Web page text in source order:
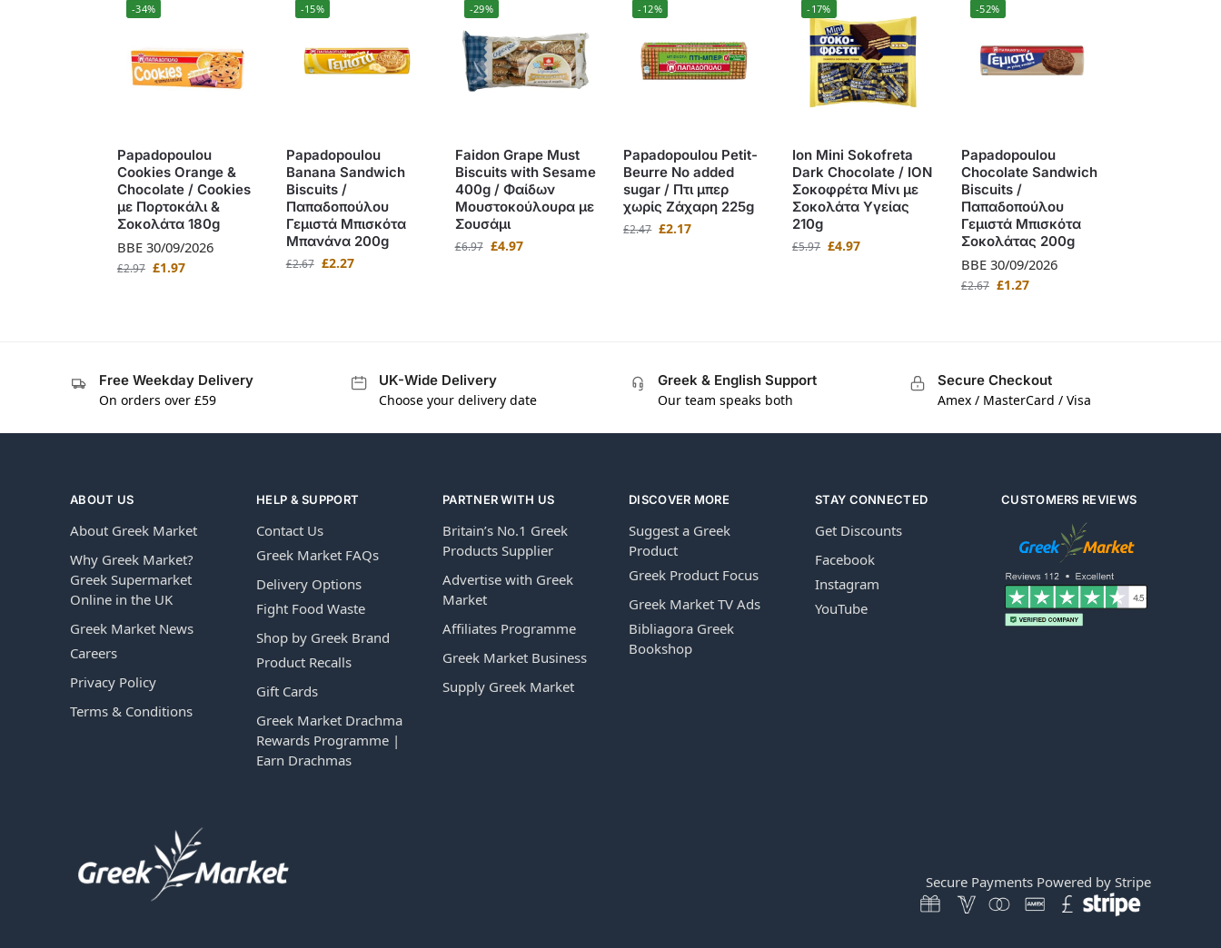
-34%
Papadopoulou
Cookies Orange &
Chocolate / Cookies
με Πορτοκάλι &
Σοκολάτα 180g
BBE 30/09/2026
£2.97 £1.97
-15%
Papadopoulou
Banana Sandwich
Biscuits /
Παπαδοπούλου
Γεμιστά Μπισκότα
Μπανάνα 200g
£2.67 £2.27
-29%
Faidon Grape Must
Biscuits with Sesame
400g / Φαίδων
Μουστοκούλουρα με
Σουσάμι
£6.97 £4.97
-12%
Papadopoulou Petit-
Beurre No added
sugar / Πτι μπερ
χωρίς Ζάχαρη 225g
£2.47 £2.17
-17%
Ion Mini Sokofreta
Dark Chocolate / ΙΟΝ
Σοκοφρέτα Μίνι με
Σοκολάτα Υγείας
210g
£5.97 £4.97
-52%
Papadopoulou
Chocolate Sandwich
Biscuits /
Παπαδοπούλου
Γεμιστά Μπισκότα
Σοκολάτας 200g
BBE 30/09/2026
£2.67 £1.27
Free Weekday Delivery
On orders over £59
UK-Wide Delivery
Choose your delivery date
Greek & English Support
Our team speaks both
Secure Checkout
Amex / MasterCard / Visa
ABOUT US
About Greek Market
Why Greek Market?
Greek Supermarket
Online in the UK
Greek Market News
Careers
Privacy Policy
Terms & Conditions
HELP & SUPPORT
Contact Us
Greek Market FAQs
Delivery Options
Fight Food Waste
Shop by Greek Brand
Product Recalls
Gift Cards
Greek Market Drachma
Rewards Programme |
Earn Drachmas
PARTNER WITH US
Britain’s No.1 Greek
Products Supplier
Advertise with Greek
Market
Affiliates Programme
Greek Market Business
Supply Greek Market
DISCOVER MORE
Suggest a Greek
Product
Greek Product Focus
Greek Market TV Ads
Bibliagora Greek
Bookshop
STAY CONNECTED
Get Discounts
Facebook
Instagram
YouTube
CUSTOMERS REVIEWS
Secure Payments Powered by Stripe